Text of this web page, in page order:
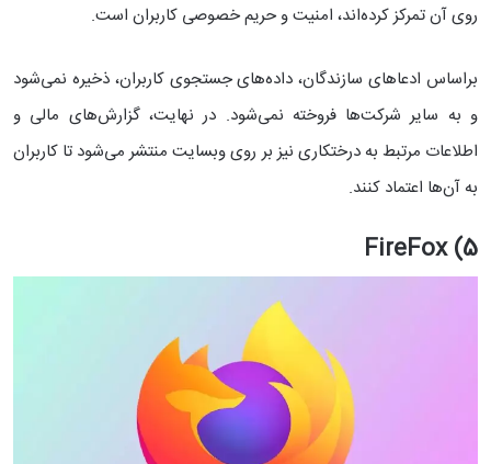
روی آن تمرکز کرده‌اند، امنیت و حریم خصوصی کاربران است.
براساس ادعا‌های سازندگان، داده‌های جستجوی کاربران، ذخیره نمی‌شود
و به سایر شرکت‌ها فروخته نمی‌شود. در نهایت، گزارش‌های مالی و
اطلاعات مرتبط به درختکاری نیز بر روی وبسایت منتشر می‌شود تا کاربران
به آن‌ها اعتماد کنند.
5) FireFox